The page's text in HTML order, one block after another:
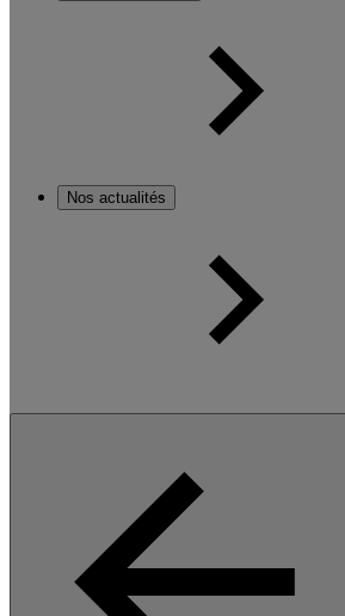
Nos actualités